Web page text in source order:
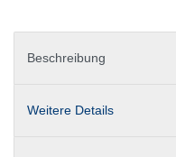
Beschreibung
Weitere Details